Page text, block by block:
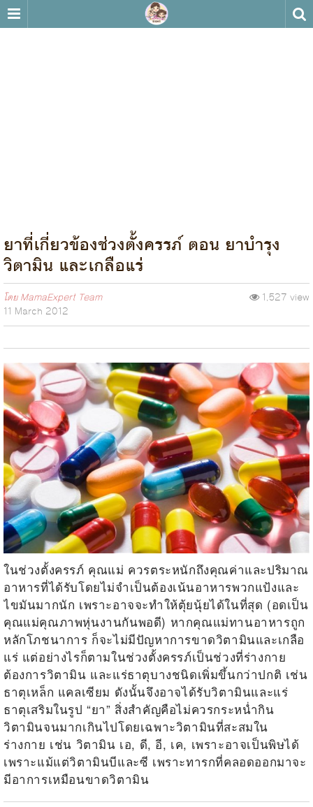
ยาที่เกี่ยวข้องช่วงตั้งครรภ์ ตอน ยาบำรุง
วิตามิน และเกลือแร่
โดยMamaExpert Team
11 March 2012
1,527 view
ในช่วงตั้งครรภ์ คุณแม่ ควรตระหนักถึงคุณค่าและปริมาณ
อาหารที่ได้รับโดยไม่จำเป็นต้องเน้นอาหารพวกแป้งและ
ไขมันมากนัก เพราะอาจจะทำให้ตุ้ยนุ้ยได้ในที่สุด (อดเป็น
คุณแม่คุณภาพหุ่นงานกันพอดี) หากคุณแม่ทานอาหารถูก
หลักโภชนาการ ก็จะไม่มีปัญหาการขาดวิตามินและเกลือ
แร่ แต่อย่างไรก็ตามในช่วงตั้งครรภ์เป็นช่วงที่ร่างกาย
ต้องการวิตามิน และแร่ธาตุบางชนิดเพิ่มขึ้นกว่าปกติ เช่น
ธาตุเหล็ก แคลเซียม ดังนั้นจึงอาจได้รับวิตามินและแร่
ธาตุเสริมในรูป “ยา” สิ่งสำคัญคือไม่ควรกระหน่ำกิน
วิตามินจนมากเกินไปโดยเฉพาะวิตามินที่สะสมใน
ร่างกาย เช่น วิตามิน เอ, ดี, อี, เค, เพราะอาจเป็นพิษได้
เพราะแม้แต่วิตามินบีและซี เพราะทารกที่คลอดออกมาจะ
มีอาการเหมือนขาดวิตามิน